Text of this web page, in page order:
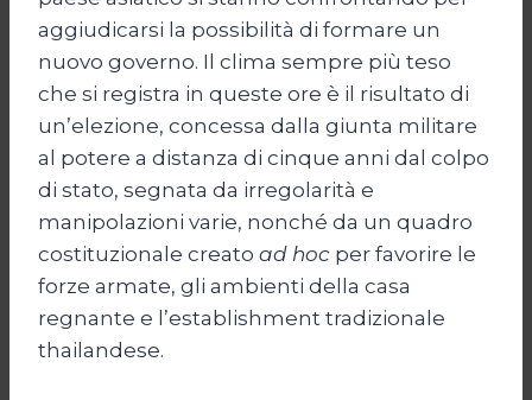
aggiudicarsi la possibilità di formare un
nuovo governo. Il clima sempre più teso
che si registra in queste ore è il risultato di
un’elezione, concessa dalla giunta militare
al potere a distanza di cinque anni dal colpo
di stato, segnata da irregolarità e
manipolazioni varie, nonché da un quadro
costituzionale creato ad hoc per favorire le
forze armate, gli ambienti della casa
regnante e l’establishment tradizionale
thailandese.